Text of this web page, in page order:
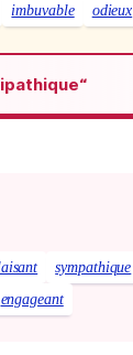
imbuvable odieux
sympathique
engageant